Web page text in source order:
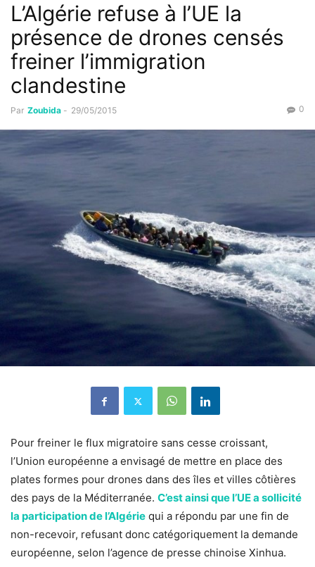
L’Algérie refuse à l’UE la
présence de drones censés
freiner l’immigration
clandestine
Par Zoubida - 29/05/2015 0
Pour freiner le flux migratoire sans cesse croissant,
l’Union européenne a envisagé de mettre en place des
plates formes pour drones dans des îles et villes côtières
des pays de la Méditerranée. C’est ainsi que l’UE a sollicité
la participation de l’Algérie qui a répondu par une fin de
non-recevoir, refusant donc catégoriquement la demande
européenne, selon l’agence de presse chinoise Xinhua.